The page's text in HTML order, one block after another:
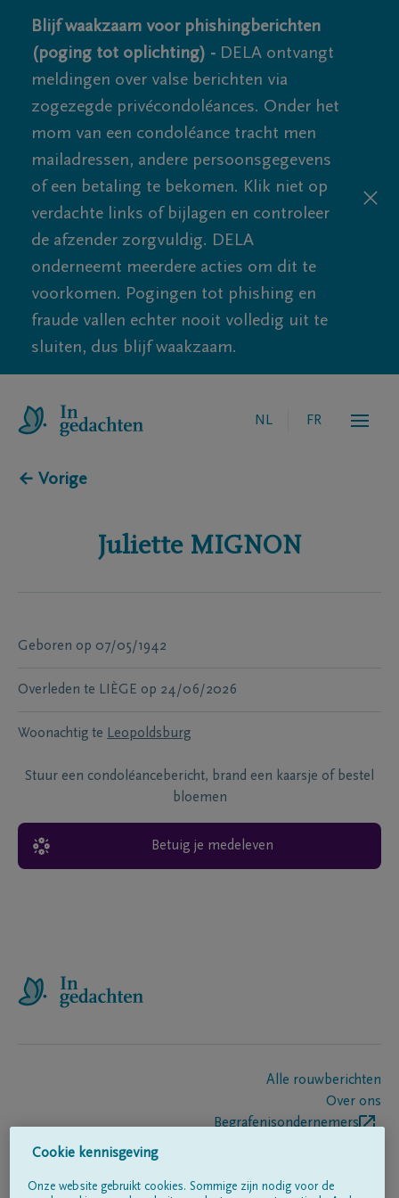
Blijf waakzaam voor phishingberichten
(poging tot oplichting) - DELA ontvangt
meldingen over valse berichten via
zogezegde privécondoléances. Onder het
mom van een condoléance tracht men
mailadressen, andere persoonsgegevens
of een betaling te bekomen. Klik niet op
verdachte links of bijlagen en controleer
de afzender zorgvuldig. DELA
onderneemt meerdere acties om dit te
voorkomen. Pogingen tot phishing en
fraude vallen echter nooit volledig uit te
sluiten, dus blijf waakzaam.
NL FR
← Vorige
Juliette MIGNON
Geboren op 07/05/1942
Overleden te LIÈGE op 24/06/2026
Woonachtig te Leopoldsburg
Stuur een condoléancebericht, brand een kaarsje of bestel
bloemen
Betuig je medeleven
Alle rouwberichten
Over ons
Begrafenisondernemers
Cookie kennisgeving
Onze website gebruikt cookies. Sommige zijn nodig voor de